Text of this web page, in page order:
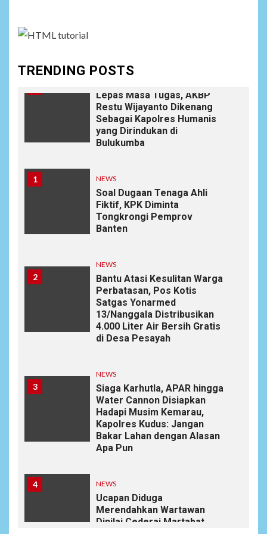
TRENDING POSTS
Lepas Masa Tugas, AKBP
Restu Wijayanto Dikenang
Sebagai Kapolres Humanis
yang Dirindukan di
Bulukumba
1 NEWS
Soal Dugaan Tenaga Ahli
Fiktif, KPK Diminta
Tongkrongi Pemprov
Banten
2
NEWS
Bantu Atasi Kesulitan Warga
Perbatasan, Pos Kotis
Satgas Yonarmed
13/Nanggala Distribusikan
4.000 Liter Air Bersih Gratis
di Desa Pesayah
3
NEWS
Siaga Karhutla, APAR hingga
Water Cannon Disiapkan
Hadapi Musim Kemarau,
Kapolres Kudus: Jangan
Bakar Lahan dengan Alasan
Apa Pun
4 NEWS
Ucapan Diduga
Merendahkan Wartawan
Dinilai Cederai Martabat